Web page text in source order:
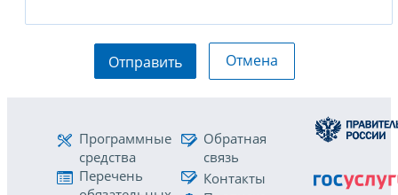
Отправить Отмена
Программные
средства
Перечень
Обратная
связь
Контакты